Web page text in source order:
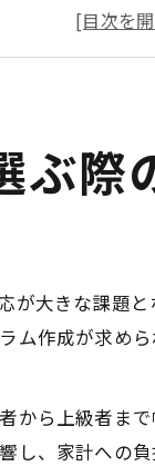
ル対応など東京
室の月謝や費用
アノ教室選びで
室の口コミや評
アノ教室比較
者が安心して通
ピアノ教室で大
ぶ際
大きな課題
ム作成が求め
ら上級者ま
、家計への